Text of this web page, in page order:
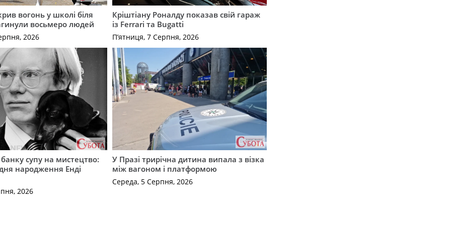
вогонь у школі біля
восьмеро людей
2026
Кріштіану Роналду показав свій гараж
із Ferrari та Bugatti
П’ятниця, 7 Серпня, 2026
супу на мистецтво:
народження Енді
2026
У Празі трирічна дитина випала з візка
між вагоном і платформою
Середа, 5 Серпня, 2026